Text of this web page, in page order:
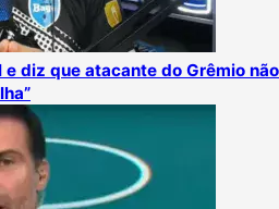
diz que atacante do Grêmio não